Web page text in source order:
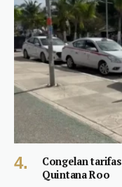
Congelan
Quintana Roo